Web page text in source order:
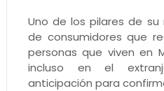
Uno de los pilares de
de consumidores que
personas que viven en
incluso en el
anticipación para